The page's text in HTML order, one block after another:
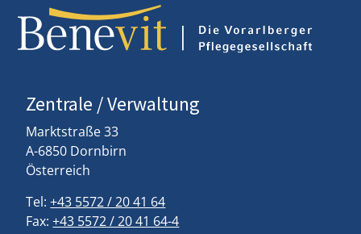
Zentrale / Verwaltung
Marktstraße 33
A-6850 Dornbirn
Österreich
Tel:+43 5572 / 20 41 64
Fax:+43 5572 / 20 41 64-4